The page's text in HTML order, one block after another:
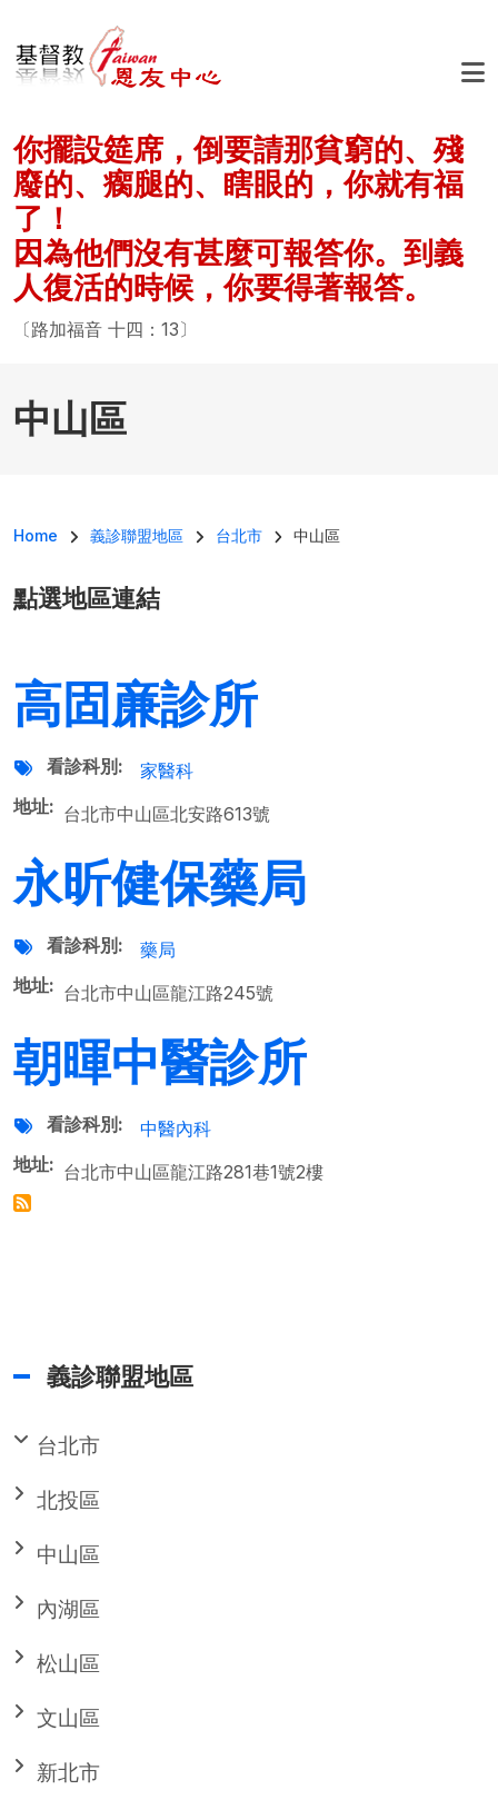
你擺設筵席，倒要請那貧窮的、殘
廢的、瘸腿的、瞎眼的，你就有福
了！
因為他們沒有甚麼可報答你。到義
人復活的時候，你要得著報答。
〔路加福音 十四：13〕
中山區
導航連結
Home 義診聯盟地區 台北市 中山區
點選地區連結
高固亷診所
看診科別
家醫科
地址
台北市中山區北安路613號
永昕健保藥局
看診科別
藥局
地址
台北市中山區龍江路245號
朝暉中醫診所
看診科別
中醫內科
地址
台北市中山區龍江路281巷1號2樓
義診聯盟地區
台北市
北投區
中山區
內湖區
松山區
文山區
新北市